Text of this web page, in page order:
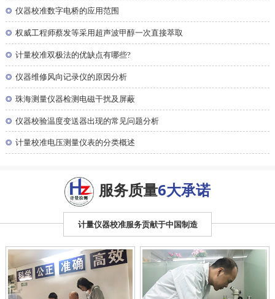
◎ 仪器校准数字电桥的应用范围
◎ 权威工程师蔡发等采用超声波甲醇一次直接萃取
◎ 计量校准双极法的优缺点有哪些?
◎ 仪器维修风向记录仪的原因分析
◎ 珠海测量仪器检测电磁干扰及屏蔽
◎ 仪器校验温度变送器出现的常见问题分析
◎ 计量校准电压测量仪表的分类概述
服务质量6大承诺
计量仪器校准服务贡献于中国制造